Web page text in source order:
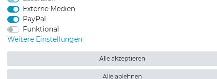
Externe Medien
PayPal
Funktional
Weitere Einstellungen
Alle akzeptieren
Alle ablehnen